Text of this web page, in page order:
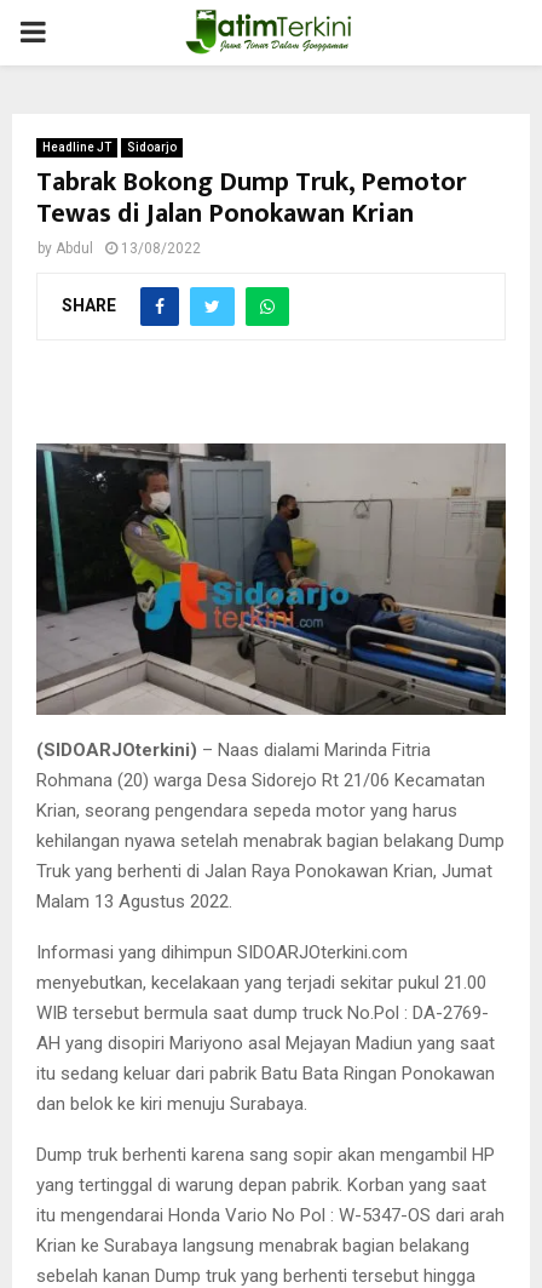
PRIMARY
Headline JT Sidoarjo
Tabrak Bokong Dump Truk, Pemotor
Tewas di Jalan Ponokawan Krian
by Abdul 13/08/2022
SHARE
(SIDOARJOterkini) – Naas dialami Marinda Fitria
Rohmana (20) warga Desa Sidorejo Rt 21/06 Kecamatan
Krian, seorang pengendara sepeda motor yang harus
kehilangan nyawa setelah menabrak bagian belakang Dump
Truk yang berhenti di Jalan Raya Ponokawan Krian, Jumat
Malam 13 Agustus 2022.
Informasi yang dihimpun SIDOARJOterkini.com
menyebutkan, kecelakaan yang terjadi sekitar pukul 21.00
WIB tersebut bermula saat dump truck No.Pol : DA-2769-
AH yang disopiri Mariyono asal Mejayan Madiun yang saat
itu sedang keluar dari pabrik Batu Bata Ringan Ponokawan
dan belok ke kiri menuju Surabaya.
Dump truk berhenti karena sang sopir akan mengambil HP
yang tertinggal di warung depan pabrik. Korban yang saat
itu mengendarai Honda Vario No Pol : W-5347-OS dari arah
Krian ke Surabaya langsung menabrak bagian belakang
sebelah kanan Dump truk yang berhenti tersebut hingga